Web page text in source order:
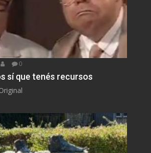
0
sí que tenés recursos